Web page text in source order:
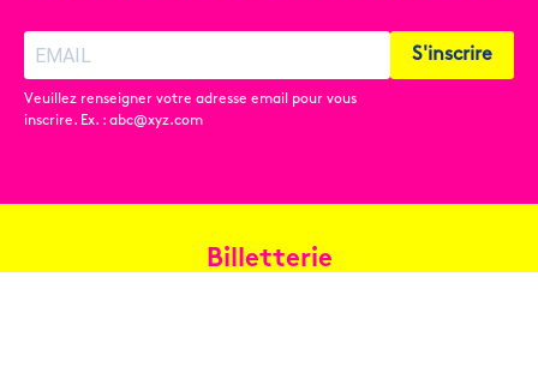
Veuillez renseigner votre adresse email pour vous
inscrire. Ex. : abc@xyz.com
S'inscrire
Billetterie